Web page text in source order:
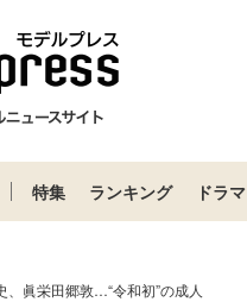
特集 ランキング ドラマ
眞栄田郷敦…“令和初”の成人